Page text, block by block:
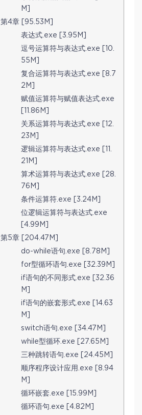
M]
第4章 [95.53M]
表达式.exe [3.95M]
逗号运算符与表达式.exe [10.
55M]
复合运算符与表达式.exe [8.7
2M]
赋值运算符与赋值表达式.exe
[11.86M]
关系运算符与表达式.exe [12.
23M]
逻辑运算符与表达式.exe [11.
21M]
算术运算符与表达式.exe [28.
76M]
条件运算符.exe [3.24M]
位逻辑运算符与表达式.exe
[4.99M]
第5章 [204.47M]
do-while语句.exe [8.78M]
for型循环语句.exe [32.39M]
if语句的不同形式.exe [32.36
M]
if语句的嵌套形式.exe [14.63
M]
switch语句.exe [34.47M]
while型循环.exe [27.65M]
三种跳转语句.exe [24.45M]
顺序程序设计应用.exe [8.94
M]
循环嵌套.exe [15.99M]
循环语句.exe [4.82M]